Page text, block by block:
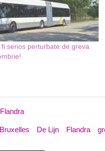
serios perturbate de greva
Flandra
Bruxelles De Lijn Flandra